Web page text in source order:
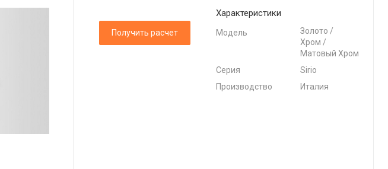
Получить расчет
Характеристики
Модель
Золото /
Хром /
Матовый Хром
Серия
Sirio
Производство
Италия